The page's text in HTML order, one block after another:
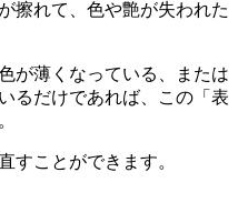
擦れて、色や艶が失われた
が薄くなっている、または
るだけであれば、この「表
すことができます。